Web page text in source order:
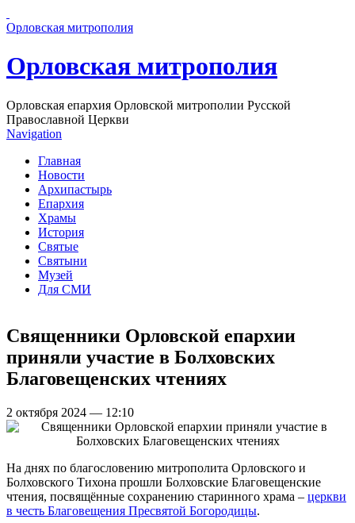
Орловская митрополия
Орловская митрополия
Орловская епархия Орловской митрополии Русской
Православной Церкви
Navigation
Главная
Новости
Архипастырь
Епархия
Храмы
История
Святые
Святыни
Музей
Для СМИ
Священники Орловской епархии
приняли участие в Болховских
Благовещенских чтениях
2 октября 2024 — 12:10
На днях по благословению митрополита Орловского и
Болховского Тихона прошли Болховские Благовещенские
чтения, посвящённые сохранению старинного храма – церкви
в честь Благовещения Пресвятой Богородицы.